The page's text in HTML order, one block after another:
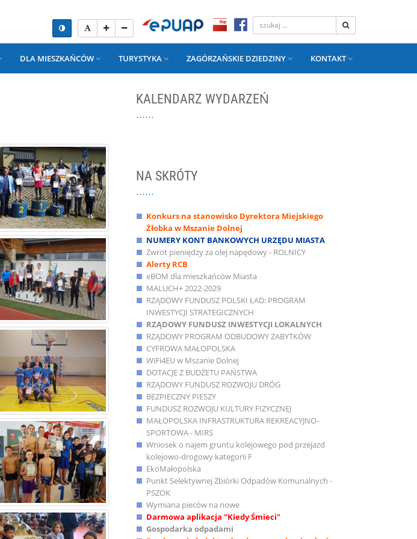
DLA MIESZKAŃCÓW TURYSTYKA ZAGÓRZAŃSKIE DZIEDZINY KONTAKT
KALENDARZ WYDARZEŃ
NA SKRÓTY
Konkurs na stanowisko Dyrektora Miejskiego
Żłobka w Mszanie Dolnej
NUMERY KONT BANKOWYCH URZĘDU MIASTA
Zwrot pieniędzy za olej napędowy - ROLNICY
Alerty RCB
eBOM dla mieszkańców Miasta
MALUCH+ 2022-2029
RZĄDOWY FUNDUSZ POLSKI ŁAD: PROGRAM
INWESTYCJI STRATEGICZNYCH
RZĄDOWY FUNDUSZ INWESTYCJI LOKALNYCH
RZĄDOWY PROGRAM ODBUDOWY ZABYTKÓW
CYFROWA MAŁOPOLSKA
WiFi4EU w Mszanie Dolnej
DOTACJE Z BUDŻETU PAŃSTWA
RZĄDOWY FUNDUSZ ROZWOJU DRÓG
BEZPIECZNY PIESZY
FUNDUSZ ROZWOJU KULTURY FIZYCZNEJ
MAŁOPOLSKA INFRASTRUKTURA REKREACYJNO-
SPORTOWA - MIRS
Wniosek o najem gruntu kolejowego pod przejazd
kolejowo-drogowy kategorii F
EkoMałopolska
Punkt Selektywnej Zbiórki Odpadów Komunalnych -
PSZOK
Wymiana pieców na nowe
Darmowa aplikacja "Kiedy Śmieci"
Gospodarka odpadami